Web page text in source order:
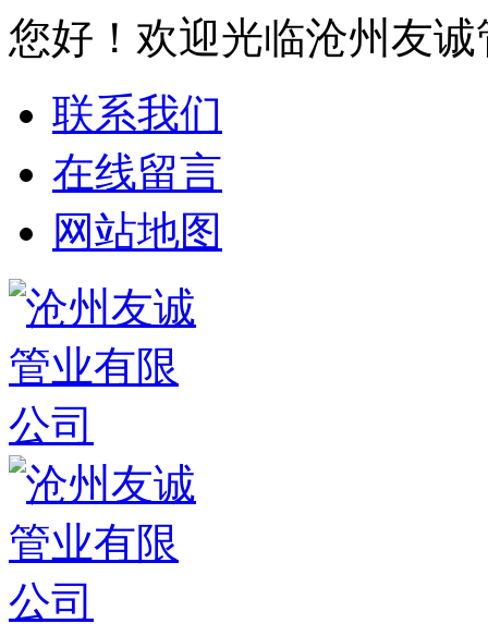
您好！欢迎光临沧州友
联系我们
在线留言
网站地图